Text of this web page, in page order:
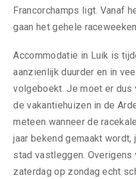
Francorchamps ligt. Vanaf
gaan het gehele
Accommodatie in Luik is
aanzienlijk duurder en in
volgeboekt. Je moet er dus
de vakantiehuizen in de
meteen wanneer de
jaar bekend gemaakt wordt,
stad vastleggen.
zaterdag op zondag echt